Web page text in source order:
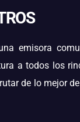
emisora
a todos los
de lo mejor